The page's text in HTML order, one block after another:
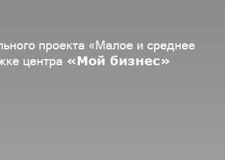
проекта «Малое и среднее
центра «Мой бизнес»